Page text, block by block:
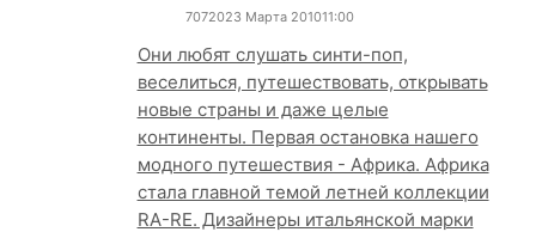
7072023 Марта 201011:00
Они любят слушать синти-поп,
веселиться, путешествовать, открывать
новые страны и даже целые
континенты. Первая остановка нашего
модного путешествия - Африка. Африка
стала главной темой летней коллекции
RA-RE. Дизайнеры итальянской марки